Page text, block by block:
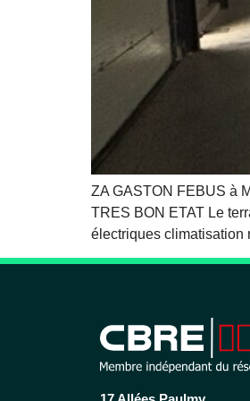
ZA GASTON FEBUS à
TRES BON ETAT Le
électriques